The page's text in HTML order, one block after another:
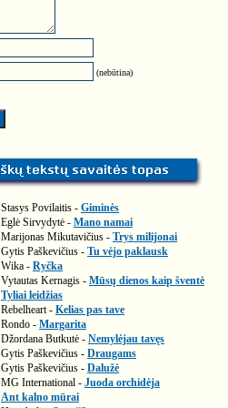
(nebūtina)
Stasys Povilaitis - Giminės
Eglė Sirvydytė - Mano namai
Marijonas Mikutavičius - Trys milijonai
Gytis Paškevičius - Tu vėjo paklausk
Wika - Ryčka
Vytautas Kernagis - Mūsų dienos kaip šventė
Tyliai leidžias
Rebelheart - Kelias pas tave
Rondo - Margarita
Džordana Butkutė - Nemylėjau tavęs
Gytis Paškevičius - Draugams
Gytis Paškevičius - Dalužė
MG International - Juoda orchidėja
Ant kalno mūrai